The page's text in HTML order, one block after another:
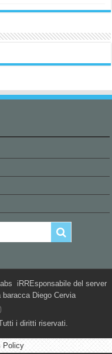
iRREsponsabile del server
Diego Cervia
i diritti riservati.
Policy